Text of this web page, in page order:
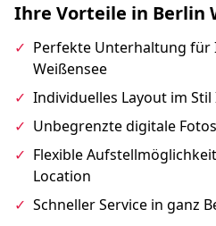
Ihre Vorteile in Berlin
✓ Perfekte Unterhaltung für
Weißensee
✓ Individuelles Layout im
✓ Unbegrenzte digitale
✓ Flexible
Location
✓ Schneller Service in ganz